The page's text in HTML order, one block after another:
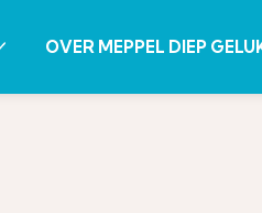
OVER MEPPEL DIEP